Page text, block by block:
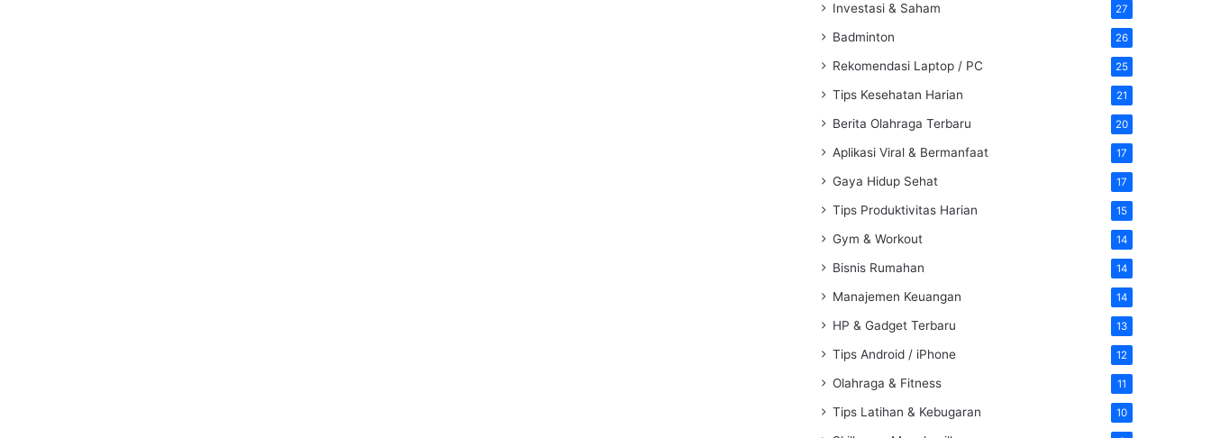
Investasi & Saham 27
Badminton 26
Rekomendasi Laptop / PC 25
Tips Kesehatan Harian 21
Berita Olahraga Terbaru 20
Aplikasi Viral & Bermanfaat 17
Gaya Hidup Sehat 17
Tips Produktivitas Harian 15
Gym & Workout 14
Bisnis Rumahan 14
Manajemen Keuangan 14
HP & Gadget Terbaru 13
Tips Android / iPhone 12
Olahraga & Fitness 11
Tips Latihan & Kebugaran 10